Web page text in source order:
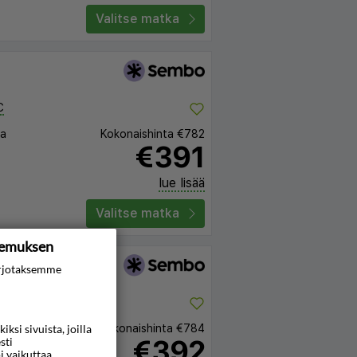
Valitse matka
Kokonaishinta €782
€391
lue lisää
Valitse matka
Kokonaishinta €784
sivuista, joilla
vaikuttaa